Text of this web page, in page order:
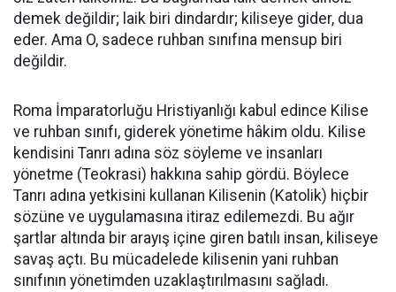
demek değildir; laik biri dindardır; kiliseye gider, dua
eder. Ama O, sadece ruhban sınıfına mensup biri
değildir.
Roma İmparatorluğu Hristiyanlığı kabul edince Kilise
ve ruhban sınıfı, giderek yönetime hâkim oldu. Kilise
kendisini Tanrı adına söz söyleme ve insanları
yönetme (Teokrasi) hakkına sahip gördü. Böylece
Tanrı adına yetkisini kullanan Kilisenin (Katolik) hiçbir
sözüne ve uygulamasına itiraz edilemezdi. Bu ağır
şartlar altında bir arayış içine giren batılı insan, kiliseye
savaş açtı. Bu mücadelede kilisenin yani ruhban
sınıfının yönetimden uzaklaştırılmasını sağladı.